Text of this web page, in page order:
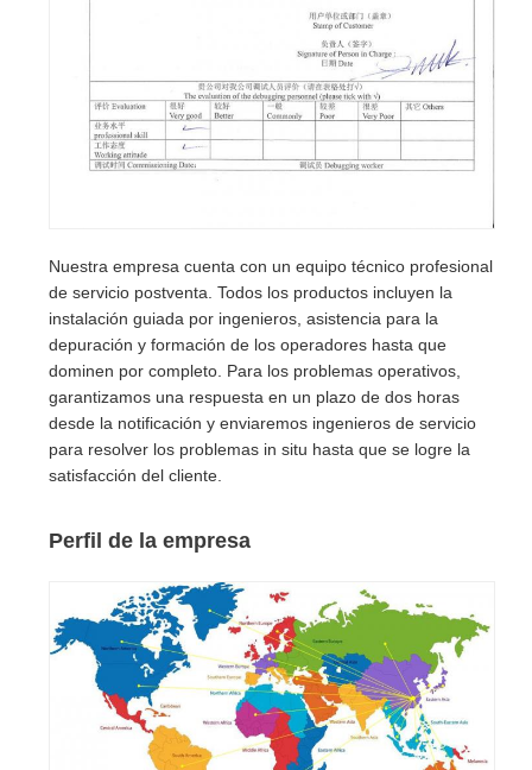
Nuestra empresa cuenta con un equipo técnico profesional
de servicio postventa. Todos los productos incluyen la
instalación guiada por ingenieros, asistencia para la
depuración y formación de los operadores hasta que
dominen por completo. Para los problemas operativos,
garantizamos una respuesta en un plazo de dos horas
desde la notificación y enviaremos ingenieros de servicio
para resolver los problemas in situ hasta que se logre la
satisfacción del cliente.
Perfil de la empresa